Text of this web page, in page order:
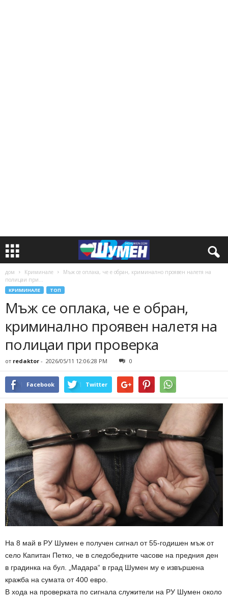
дом Криминале
Мъж се оплака, че е обран, криминално проявен налетя на
полицаи при...
КРИМИНАЛЕ ТОП
Мъж се оплака, че е обран,
криминално проявен налетя на
полицаи при проверка
от redaktor - 2026/05/11 12:06:28 PM 0
Facebook Twitter
На 8 май в РУ Шумен е получен сигнал от 55-годишен мъж от
село Капитан Петко, че в следобедните часове на предния ден
в градинка на бул. „Мадара“ в град Шумен му е извършена
кражба на сумата от 400 евро.
В хода на проверката по сигнала служители на РУ Шумен около